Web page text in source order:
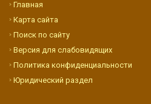
Главная
Карта сайта
Поиск по сайту
Версия для слабовидящих
Политика конфиденциальности
Юридический раздел